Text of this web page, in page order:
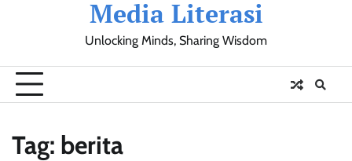
Media Literasi
Unlocking Minds, Sharing Wisdom
Pendidikan
SosialOlahraga
Resensi
Ulasan
Opini
Tag: berita